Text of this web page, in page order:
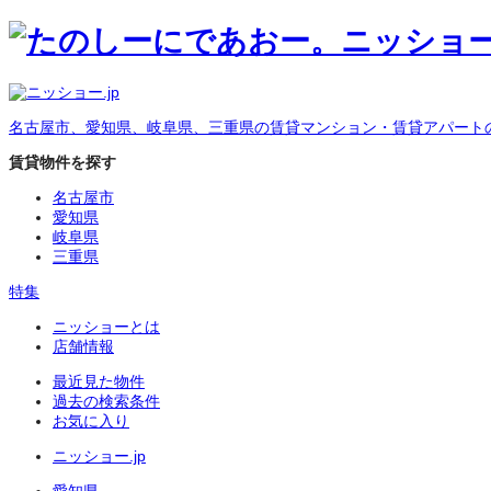
名古屋市、愛知県、岐阜県、三重県の賃貸マンション・賃貸アパート
賃貸物件を探す
名古屋市
愛知県
岐阜県
三重県
特集
ニッショーとは
店舗情報
最近見た物件
過去の検索条件
お気に入り
ニッショー.jp